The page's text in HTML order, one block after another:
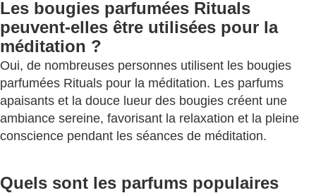
Les bougies parfumées Rituals
peuvent-elles être utilisées pour la
méditation ?
Oui, de nombreuses personnes utilisent les bougies
parfumées Rituals pour la méditation. Les parfums
apaisants et la douce lueur des bougies créent une
ambiance sereine, favorisant la relaxation et la pleine
conscience pendant les séances de méditation.
Quels sont les parfums populaires